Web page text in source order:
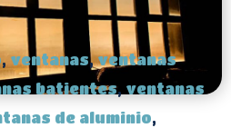
,ventanas,ventanas
batientes, ventanas
de aluminio,